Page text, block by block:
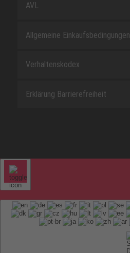
AVL
Allgemeine Einkaufsbedingungen
Verhaltenskodex
Erklärung Barrierefreiheit